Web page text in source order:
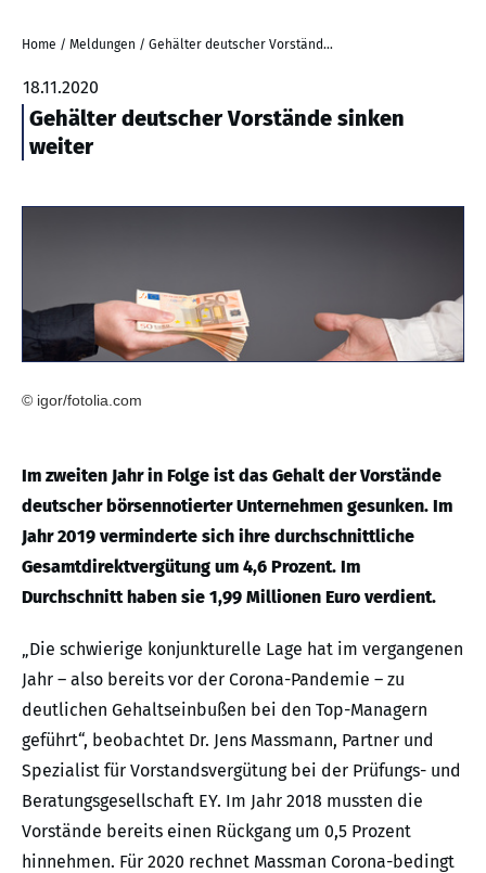
Home / Meldungen / Gehälter deutscher Vorstände sinken weiter
18.11.2020
Gehälter deutscher Vorstände sinken
weiter
© igor/fotolia.com
Im zweiten Jahr in Folge ist das Gehalt der Vorstände
deutscher börsennotierter Unternehmen gesunken. Im
Jahr 2019 verminderte sich ihre durchschnittliche
Gesamtdirektvergütung um 4,6 Prozent. Im
Durchschnitt haben sie 1,99 Millionen Euro verdient.
„Die schwierige konjunkturelle Lage hat im vergangenen
Jahr – also bereits vor der Corona-Pandemie – zu
deutlichen Gehaltseinbußen bei den Top-Managern
geführt“, beobachtet Dr. Jens Massmann, Partner und
Spezialist für Vorstandsvergütung bei der Prüfungs- und
Beratungsgesellschaft EY. Im Jahr 2018 mussten die
Vorstände bereits einen Rückgang um 0,5 Prozent
hinnehmen. Für 2020 rechnet Massman Corona-bedingt